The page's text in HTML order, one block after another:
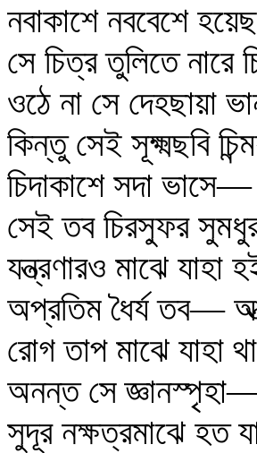
নবাকাশে নববেশে
সে চিত্র তুলিতে নারে
ওঠে না সে দেহছায়া
কিন্তু সেই সূক্ষ্মছবি
চিদাকাশে সদা
সেই তব চিরস্ফুর
যন্ত্রণারও মাঝে যাহা
অপ্রতিম ধৈর্য তব—
রোগ তাপ মাঝে যাহা
অনন্ত সে
সুদূর নক্ষত্রমাঝে হত